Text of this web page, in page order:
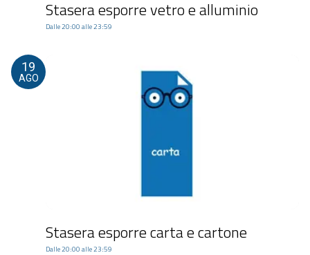
Stasera esporre vetro e alluminio
Dalle 20:00 alle 23:59
19
AGO
Stasera esporre carta e cartone
Dalle 20:00 alle 23:59